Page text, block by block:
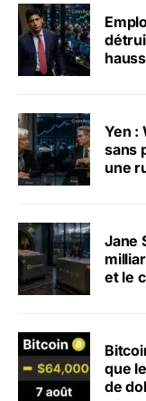
Yen :
sans
une
Jane
et le
que
de